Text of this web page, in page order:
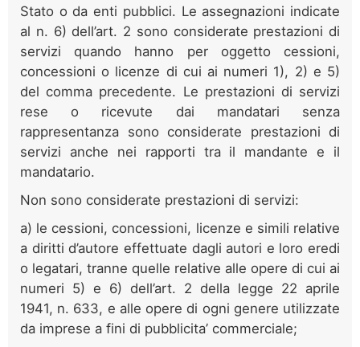
Stato o da enti pubblici. Le assegnazioni indicate
al n. 6) dell’art. 2 sono considerate prestazioni di
servizi quando hanno per oggetto cessioni,
concessioni o licenze di cui ai numeri 1), 2) e 5)
del comma precedente. Le prestazioni di servizi
rese o ricevute dai mandatari senza
rappresentanza sono considerate prestazioni di
servizi anche nei rapporti tra il mandante e il
mandatario.
Non sono considerate prestazioni di servizi:
a) le cessioni, concessioni, licenze e simili relative
a diritti d’autore effettuate dagli autori e loro eredi
o legatari, tranne quelle relative alle opere di cui ai
numeri 5) e 6) dell’art. 2 della legge 22 aprile
1941, n. 633, e alle opere di ogni genere utilizzate
da imprese a fini di pubblicita’ commerciale;